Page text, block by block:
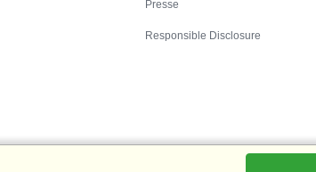
Presse
Responsible Disclosure